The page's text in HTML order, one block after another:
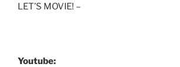
LET’S MOVIE! –
Youtube: